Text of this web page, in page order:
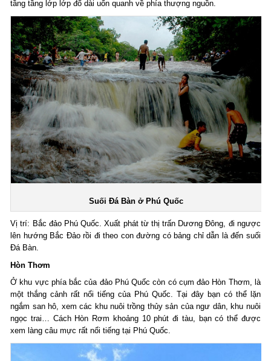
tầng tầng lớp lớp đổ dài uốn quanh về phía thượng nguồn.
Suối Đá Bàn ở Phú Quốc
Vị trí: Bắc đảo Phú Quốc. Xuất phát từ thị trấn Dương Đông, đi ngược
lên hướng Bắc Đảo rồi đi theo con đường có bảng chỉ dẫn là đến suối
Đá Bàn.
Hòn Thơm
Ở khu vực phía bắc của đảo Phú Quốc còn có cụm đảo Hòn Thơm, là
một thắng cảnh rất nổi tiếng của Phú Quốc. Tại đây bạn có thể lặn
ngắm san hô, xem các khu nuôi trồng thủy sản của ngư dân, khu nuôi
ngọc trai… Cách Hòn Rơm khoảng 10 phút đi tàu, bạn có thể được
xem làng câu mực rất nổi tiếng tại Phú Quốc.